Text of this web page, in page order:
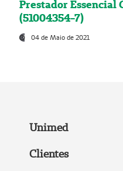
Prestador Essencial
(51004354-7)
04 de Maio de 2021
Unimed
Clientes